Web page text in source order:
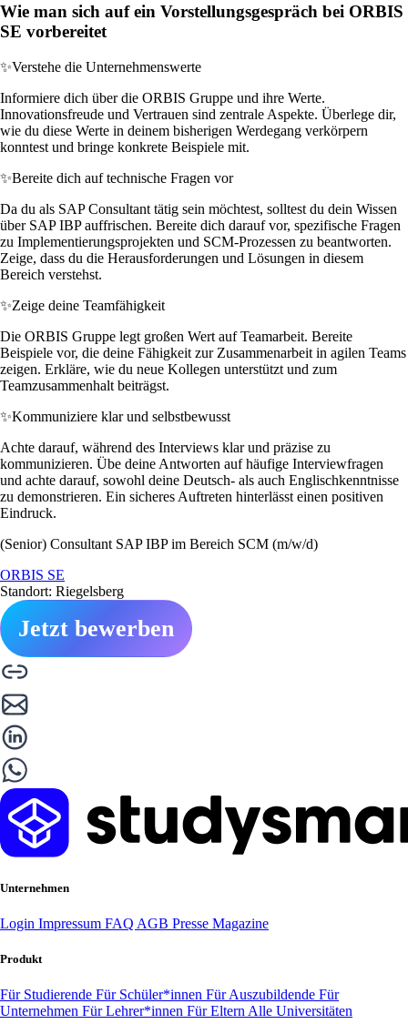
Wie man sich auf ein Vorstellungsgespräch bei ORBIS
SE vorbereitet
✨Verstehe die Unternehmenswerte
Informiere dich über die ORBIS Gruppe und ihre Werte.
Innovationsfreude und Vertrauen sind zentrale Aspekte. Überlege dir,
wie du diese Werte in deinem bisherigen Werdegang verkörpern
konntest und bringe konkrete Beispiele mit.
✨Bereite dich auf technische Fragen vor
Da du als SAP Consultant tätig sein möchtest, solltest du dein Wissen
über SAP IBP auffrischen. Bereite dich darauf vor, spezifische Fragen
zu Implementierungsprojekten und SCM-Prozessen zu beantworten.
Zeige, dass du die Herausforderungen und Lösungen in diesem
Bereich verstehst.
✨Zeige deine Teamfähigkeit
Die ORBIS Gruppe legt großen Wert auf Teamarbeit. Bereite
Beispiele vor, die deine Fähigkeit zur Zusammenarbeit in agilen Teams
zeigen. Erkläre, wie du neue Kollegen unterstützt und zum
Teamzusammenhalt beiträgst.
✨Kommuniziere klar und selbstbewusst
Achte darauf, während des Interviews klar und präzise zu
kommunizieren. Übe deine Antworten auf häufige Interviewfragen
und achte darauf, sowohl deine Deutsch- als auch Englischkenntnisse
zu demonstrieren. Ein sicheres Auftreten hinterlässt einen positiven
Eindruck.
(Senior) Consultant SAP IBP im Bereich SCM (m/w/d)
ORBIS SE
Standort: Riegelsberg
Jetzt bewerben
Unternehmen
Login Impressum FAQ AGB Presse Magazine
Produkt
Für Studierende Für Schüler*innen Für Auszubildende Für
Unternehmen Für Lehrer*innen Für Eltern Alle Universitäten